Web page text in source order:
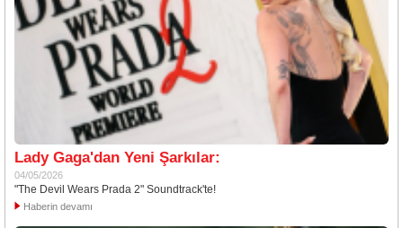
Lady Gaga'dan Yeni Şarkılar:
04/05/2026
"The Devil Wears Prada 2" Soundtrack'te!
Haberin devamı